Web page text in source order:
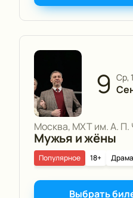
9
Мужья и жёны
18+ Драма
Популярное
Выбрать